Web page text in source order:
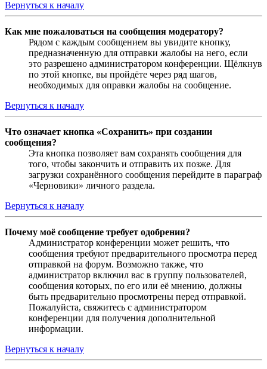
Вернуться к началу
Как мне пожаловаться на сообщения модератору?
Рядом с каждым сообщением вы увидите кнопку,
предназначенную для отправки жалобы на него, если
это разрешено администратором конференции. Щёлкнув
по этой кнопке, вы пройдёте через ряд шагов,
необходимых для оправки жалобы на сообщение.
Вернуться к началу
Что означает кнопка «Сохранить» при создании
сообщения?
Эта кнопка позволяет вам сохранять сообщения для
того, чтобы закончить и отправить их позже. Для
загрузки сохранённого сообщения перейдите в параграф
«Черновики» личного раздела.
Вернуться к началу
Почему моё сообщение требует одобрения?
Администратор конференции может решить, что
сообщения требуют предварительного просмотра перед
отправкой на форум. Возможно также, что
администратор включил вас в группу пользователей,
сообщения которых, по его или её мнению, должны
быть предварительно просмотрены перед отправкой.
Пожалуйста, свяжитесь с администратором
конференции для получения дополнительной
информации.
Вернуться к началу